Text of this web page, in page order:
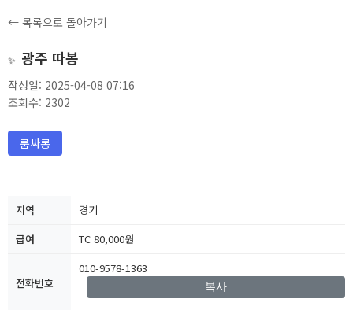
← 목록으로 돌아가기
✨ 광주 따봉
작성일: 2025-04-08 07:16
조회수: 2302
룸싸롱
지역
경기
급여
TC 80,000원
전화번호
010-9578-1363
복사